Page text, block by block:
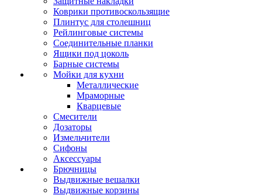
Коврики противоскользящие
Плинтус для столешниц
Рейлинговые системы
Соединительные планки
Ящики под цоколь
Барные системы
Мойки для кухни
Металлические
Мраморные
Кварцевые
Смесители
Дозаторы
Измельчители
Сифоны
Аксессуары
Брючницы
Выдвижные вешалки
Выдвижные корзины